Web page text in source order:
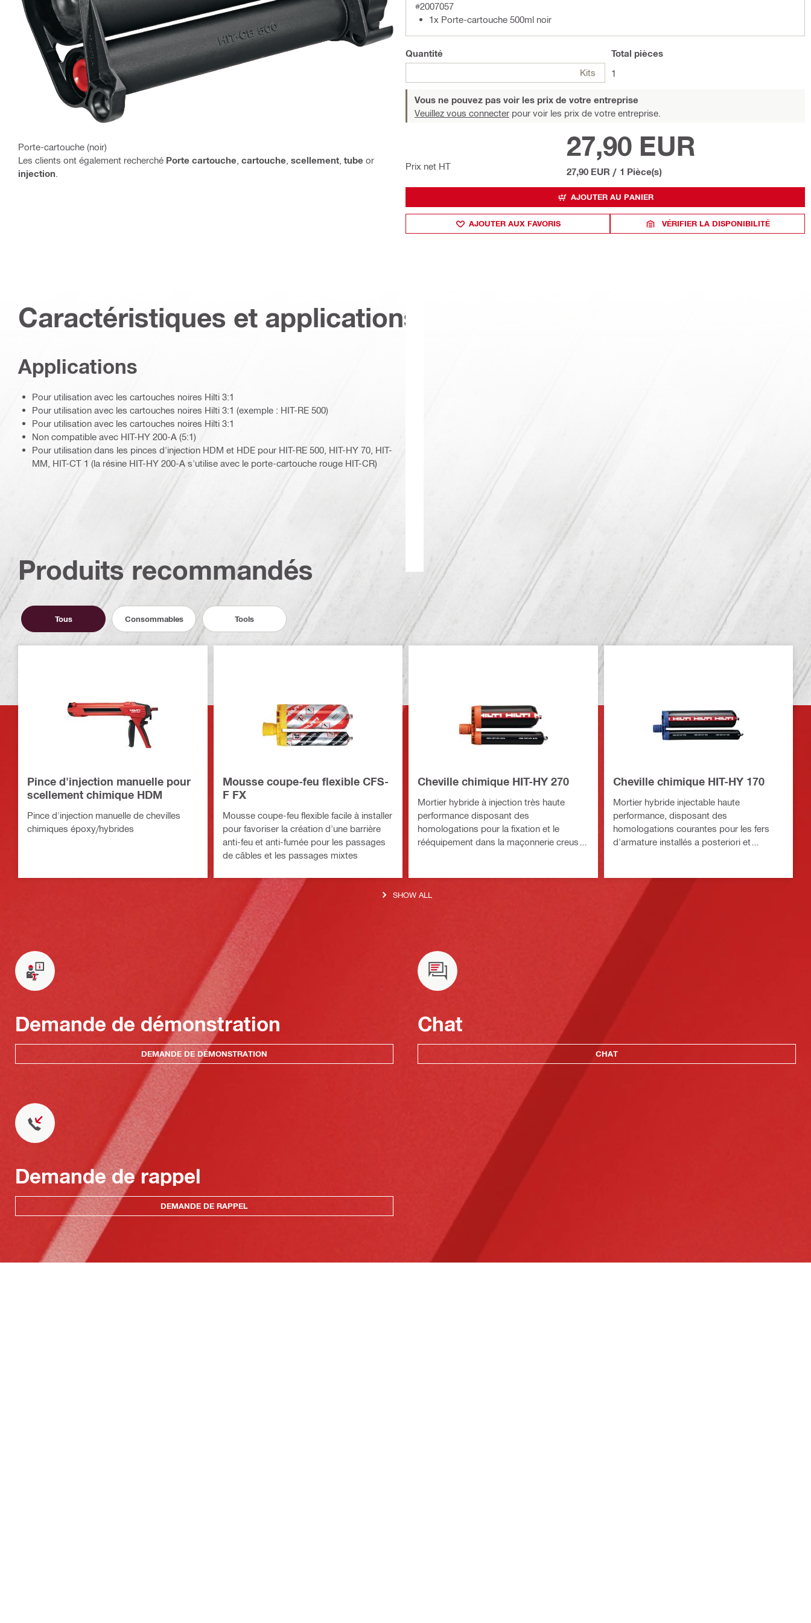
Porte-cartouche (noir)
Les clients ont également recherché Porte cartouche cartouche scellement tube or
injection
#2007057
1x Porte-cartouche 500ml noir
Quantité
Kits
Total pièces
1
Vous ne pouvez pas voir les prix de votre entreprise
Veuillez vous connecter pour voir les prix de votre entreprise.
Prix net HT
27,90 EUR
27,90 EUR / 1 Pièce(s)
AJOUTER AU PANIER
AJOUTER AUX FAVORIS VÉRIFIER LA DISPONIBILITÉ
Caractéristiques et applications
Applications
Pour utilisation avec les cartouches noires Hilti 3:1
Pour utilisation avec les cartouches noires Hilti 3:1 (exemple : HIT-RE 500)
Pour utilisation avec les cartouches noires Hilti 3:1
Non compatible avec HIT-HY 200-A (5:1)
Pour utilisation dans les pinces d'injection HDM et HDE pour HIT-RE 500, HIT-HY 70, HIT-
MM, HIT-CT 1 (la résine HIT-HY 200-A s'utilise avec le porte-cartouche rouge HIT-CR)
Produits recommandés
Tous Consommables Tools
Pince d'injection manuelle pour
scellement chimique HDM
Pince d'injection manuelle de chevilles
chimiques époxy/hybrides
Mousse coupe-feu flexible CFS-
F FX
Mousse coupe-feu flexible facile à installer
pour favoriser la création d'une barrière
anti-feu et anti-fumée pour les passages
de câbles et les passages mixtes
Cheville chimique HIT-HY 270
Mortier hybride à injection très haute
performance disposant des
homologations pour la fixation et le
rééquipement dans la maçonnerie creuse
Cheville chimique HIT-HY 170
Mortier hybride injectable haute
performance, disposant des
homologations courantes pour les fers
d'armature installés a posteriori et
SHOW ALL
Demande de démonstration
DEMANDE DE DÉMONSTRATION
Chat
CHAT
Demande de rappel
DEMANDE DE RAPPEL